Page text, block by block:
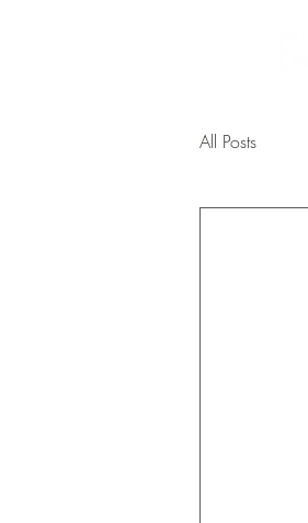
All Posts